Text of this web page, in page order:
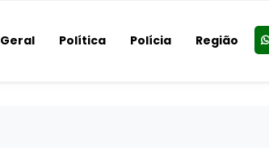
Geral Política Polícia Região